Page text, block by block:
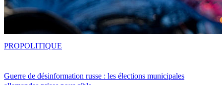
Guerre de désinformation russe : les élections municipales
PROPOLITIQUE